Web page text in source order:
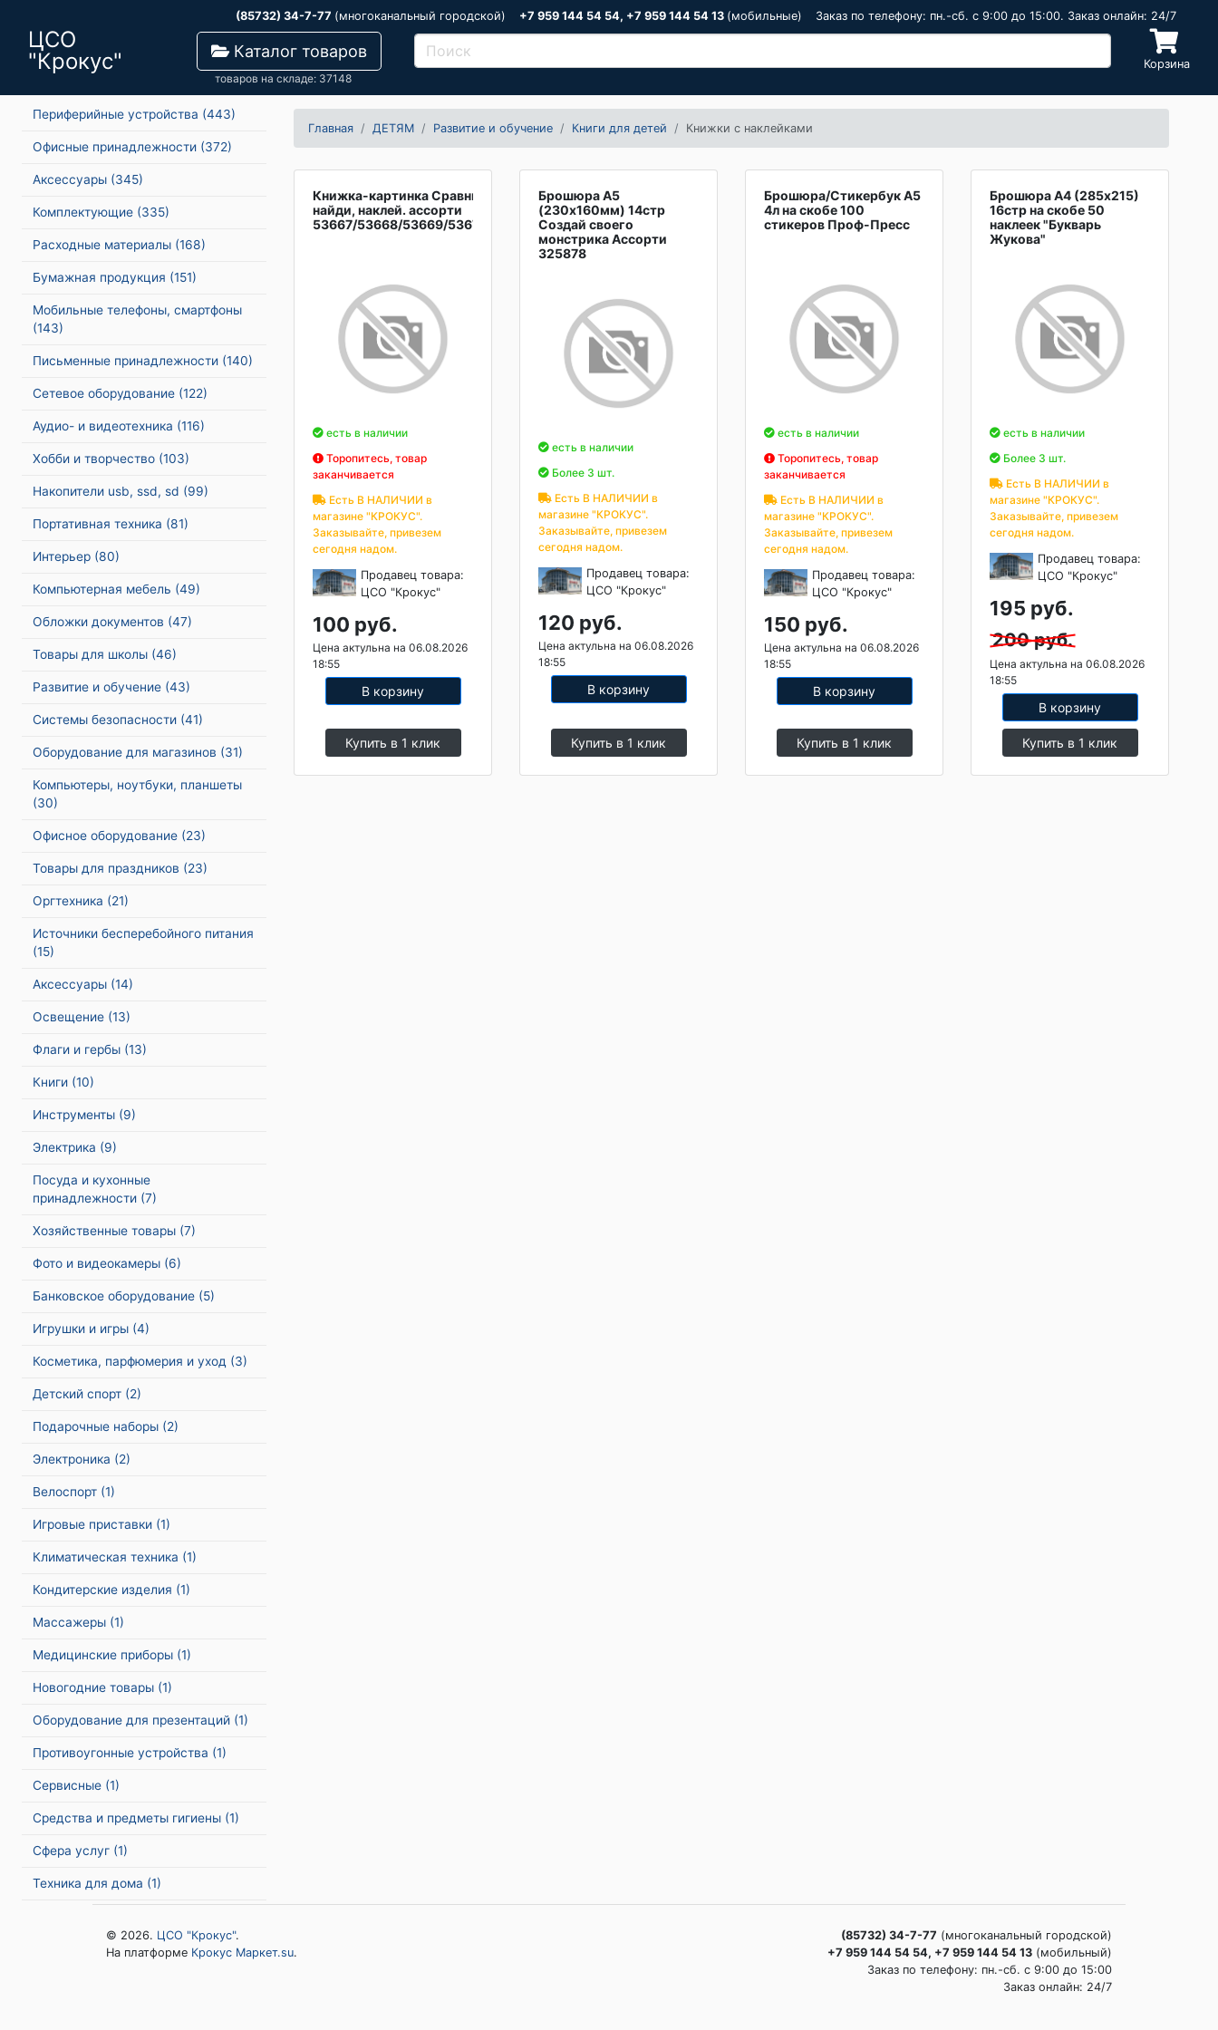
(85732) 34-7-77 (многоканальный городской) +7 959 144 54 54, +7 959 144 54 13 (мобильные) Заказ по телефону: пн.-сб. c 9:00 до 15:00. Заказ онлайн: 24/7
ЦСО
"Крокус"
Каталог товаров
товаров на складе: 37148
Корзина
Периферийные устройства (443)
Офисные принадлежности (372)
Аксессуары (345)
Комплектующие (335)
Расходные материалы (168)
Бумажная продукция (151)
Мобильные телефоны, смартфоны
(143)
Письменные принадлежности (140)
Сетевое оборудование (122)
Аудио- и видеотехника (116)
Хобби и творчество (103)
Накопители usb, ssd, sd (99)
Портативная техника (81)
Интерьер (80)
Компьютерная мебель (49)
Обложки документов (47)
Товары для школы (46)
Развитие и обучение (43)
Системы безопасности (41)
Оборудование для магазинов (31)
Компьютеры, ноутбуки, планшеты
(30)
Офисное оборудование (23)
Товары для праздников (23)
Оргтехника (21)
Источники бесперебойного питания
(15)
Аксессуары (14)
Освещение (13)
Флаги и гербы (13)
Книги (10)
Инструменты (9)
Электрика (9)
Посуда и кухонные
принадлежности (7)
Хозяйственные товары (7)
Фото и видеокамеры (6)
Банковское оборудование (5)
Игрушки и игры (4)
Косметика, парфюмерия и уход (3)
Детский спорт (2)
Подарочные наборы (2)
Электроника (2)
Велоспорт (1)
Игровые приставки (1)
Климатическая техника (1)
Кондитерские изделия (1)
Массажеры (1)
Медицинские приборы (1)
Новогодние товары (1)
Оборудование для презентаций (1)
Противоугонные устройства (1)
Сервисные (1)
Средства и предметы гигиены (1)
Сфера услуг (1)
Техника для дома (1)
Главная ДЕТЯМ Развитие и обучение Книги для детей Книжки с наклейками
Книжка-картинка Сравни,
найди, наклей. ассорти
53667/53668/53669/53670
есть в наличии
Торопитесь, товар
заканчивается
Есть В НАЛИЧИИ в
магазине "КРОКУС".
Заказывайте, привезем
сегодня надом.
Продавец товара:
ЦСО "Крокус"
100 руб.
Цена актульна на 06.08.2026
18:55
В корзину
Купить в 1 клик
Брошюра А5
(230х160мм) 14стр
Создай своего
монстрика Ассорти
325878
есть в наличии
Более 3 шт.
Есть В НАЛИЧИИ в
магазине "КРОКУС".
Заказывайте, привезем
сегодня надом.
Продавец товара:
ЦСО "Крокус"
120 руб.
Цена актульна на 06.08.2026
18:55
В корзину
Купить в 1 клик
Брошюра/Стикербук А5
4л на скобе 100
стикеров Проф-Пресс
есть в наличии
Торопитесь, товар
заканчивается
Есть В НАЛИЧИИ в
магазине "КРОКУС".
Заказывайте, привезем
сегодня надом.
Продавец товара:
ЦСО "Крокус"
150 руб.
Цена актульна на 06.08.2026
18:55
В корзину
Купить в 1 клик
Брошюра А4 (285х215)
16стр на скобе 50
наклеек "Букварь
Жукова"
есть в наличии
Более 3 шт.
Есть В НАЛИЧИИ в
магазине "КРОКУС".
Заказывайте, привезем
сегодня надом.
Продавец товара:
ЦСО "Крокус"
195 руб.
200 руб.
Цена актульна на 06.08.2026
18:55
В корзину
Купить в 1 клик
© 2026. ЦСО "Крокус".
На платформе Крокус Маркет.su.
(85732) 34-7-77 (многоканальный городской)
+7 959 144 54 54, +7 959 144 54 13 (мобильный)
Заказ по телефону: пн.-сб. c 9:00 до 15:00
Заказ онлайн: 24/7